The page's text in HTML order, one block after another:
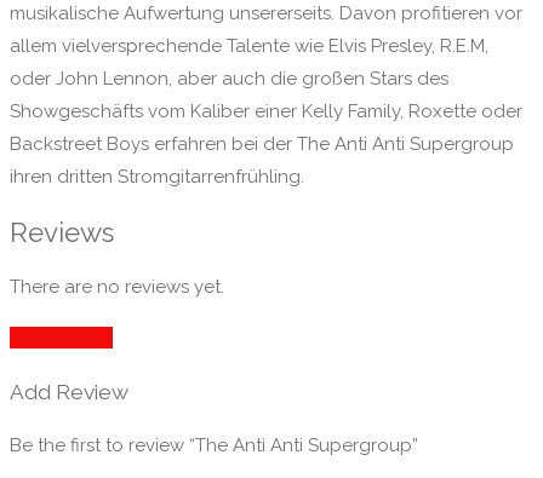
musikalische Aufwertung unsererseits. Davon profitieren vor
allem vielversprechende Talente wie Elvis Presley, R.E.M,
oder John Lennon, aber auch die großen Stars des
Showgeschäfts vom Kaliber einer Kelly Family, Roxette oder
Backstreet Boys erfahren bei der The Anti Anti Supergroup
ihren dritten Stromgitarrenfrühling.
Reviews
There are no reviews yet.
Add Review
Be the first to review “The Anti Anti Supergroup”